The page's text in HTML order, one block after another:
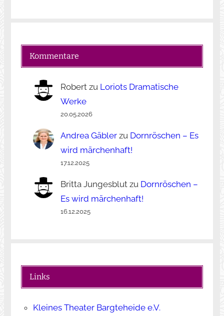
Kommentare
Robertzu Loriots Dramatische
Werke
20.05.2026
Andrea Gäblerzu Dornröschen – Es
wird märchenhaft!
17.12.2025
Britta Jungesblutzu Dornröschen –
Es wird märchenhaft!
16.12.2025
Links
Kleines Theater Bargteheide e.V.